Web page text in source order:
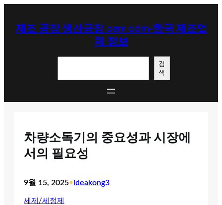
제조 공장 생산공장 oem odm-한국 제조업
체 정보
검
색
차량소독기의 중요성과 시장에
서의 필요성
9월 15, 2025•ideakong3
세제/세정제